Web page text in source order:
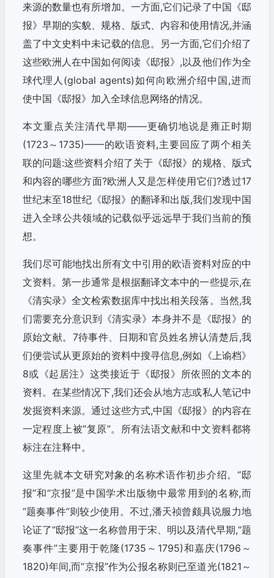
来源的数量也有所增加。一方面,它们记录了中国《邸
报》早期的实貌、规格、版式、内容和使用情况,并涵
盖了中文史料中未记载的信息。另一方面,它们介绍了
这些欧洲人在中国如何阅读《邸报》,以及他们作为全
球代理人(global agents)如何向欧洲介绍中国,进而
使中国《邸报》加入全球信息网络的情况。
本文重点关注清代早期——更确切地说是雍正时期
(1723～1735)——的欧语资料,主要回应了两个相关
联的问题:这些资料介绍了关于《邸报》的规格、版式
和内容的哪些方面?欧洲人又是怎样使用它们?透过17
世纪末至18世纪《邸报》的翻译和出版,我们发现中国
进入全球公共领域的记载似乎远远早于我们当前的预
想。
我们尽可能地找出所有文中引用的欧语资料对应的中
文资料。第一步通常是根据翻译文本中的一些提示,在
《清实录》全文检索数据库中找出相关段落。当然,我
们需要充分意识到《清实录》本身并不是《邸报》的
原始文献。7待事件、日期和官员姓名辨认清楚后,我
们便尝试从更原始的资料中搜寻信息,例如《上谕档》
8或《起居注》这类接近于《邸报》所依照的文本的
资料。在某些情况下,我们还会从地方志或私人笔记中
发掘资料来源。通过这些方式,中国《邸报》的内容在
一定程度上被“复原”。所有法语文献和中文资料都将
标注在注释中。
这里先就本文研究对象的名称术语作初步介绍。“邸
报”和“京报”是中国学术出版物中最常用到的名称,而
“题奏事件”则较少使用。不过,潘天祯曾颇具说服力地
论证了“邸报”这一名称曾用于宋、明以及清代早期,“题
奏事件”主要用于乾隆(1735～1795)和嘉庆(1796～
1820)年间,而“京报”作为公报名称则已至道光(1821～